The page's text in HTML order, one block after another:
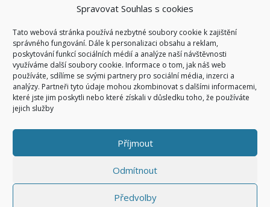
Spravovat Souhlas s cookies
Tato webová stránka používá nezbytné soubory cookie k zajištění
správného fungování. Dále k personalizaci obsahu a reklam,
poskytování funkcí sociálních médií a analýze naší návštěvnosti
využíváme další soubory cookie. Informace o tom, jak náš web
používáte, sdílíme se svými partnery pro sociální média, inzerci a
analýzy. Partneři tyto údaje mohou zkombinovat s dalšími informacemi,
které jste jim poskytli nebo které získali v důsledku toho, že používáte
jejich služby
Příjmout
Odmítnout
Předvolby
Mgr. Roman Vala
info@oukojetice.cz
ÚŘEDNÍ HODINY
Po, St: 15:30 - 16:30
Všechny kontakty | Kde nás najdete
© 2026Obec Kojetice na Moravě
Všechna práva vyhrazena
Code & Design bySymphony Digital